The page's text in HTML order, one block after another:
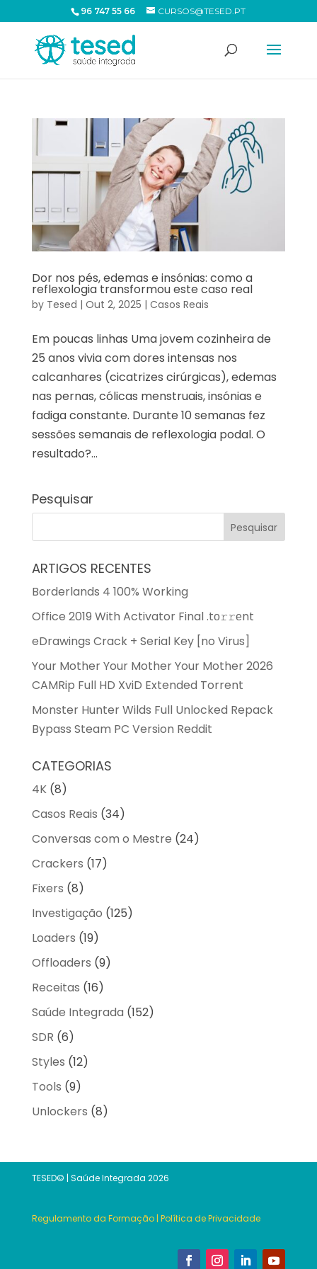
96 747 55 66 CURSOS@TESED.PT
Dor nos pés, edemas e insónias: como a
reflexologia transformou este caso real
by Tesed | Out 2, 2025 | Casos Reais
Em poucas linhas Uma jovem cozinheira de
25 anos vivia com dores intensas nos
calcanhares (cicatrizes cirúrgicas), edemas
nas pernas, cólicas menstruais, insónias e
fadiga constante. Durante 10 semanas fez
sessões semanais de reflexologia podal. O
resultado?...
Pesquisar
ARTIGOS RECENTES
Borderlands 4 100% Working
Office 2019 With Activator Final .tо𝚛𝚛еnt
eDrawings Crack + Serial Key [no Virus]
Your Mother Your Mother Your Mother 2026
CAMRip Full HD XviD Extended Torrent
Monster Hunter Wilds Full Unlocked Repack
Bypass Steam PC Version Reddit
CATEGORIAS
4K(8)
Casos Reais (34)
Conversas com o Mestre (24)
Crackers (17)
Fixers (8)
Investigação (125)
Loaders (19)
Offloaders (9)
Receitas (16)
Saúde Integrada (152)
SDR (6)
Styles (12)
Tools (9)
Unlockers (8)
TESED© | Saúde Integrada 2026
Regulamento da Formação| Política de Privacidade